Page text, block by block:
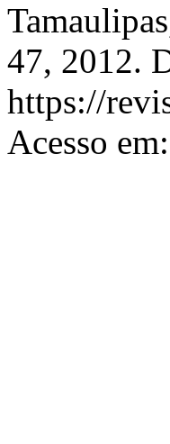
47, 2012.
https://
Acesso